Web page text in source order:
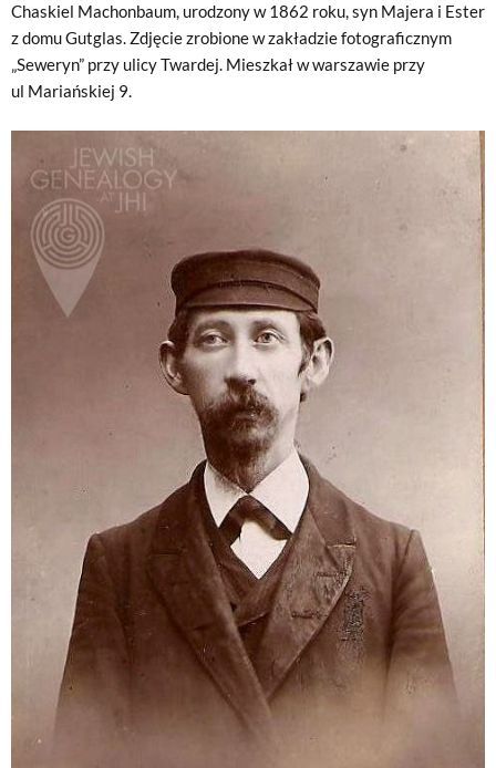
Chaskiel Machonbaum, urodzony w 1862 roku, syn Majera i Ester
z domu Gutglas. Zdjęcie zrobione w zakładzie fotograficznym
„Seweryn” przy ulicy Twardej. Mieszkał w warszawie przy
ul Mariańskiej 9.